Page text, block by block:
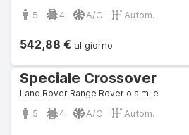
5 4 A/C Autom.
542,88 € al giorno
Speciale Crossover
Land Rover Range Rover o simile
5 4 A/C Autom.